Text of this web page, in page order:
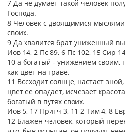
7 Да не думает такой человек
Господа.
8 Человек с двоящимися мыслями
своих.
9 Да хвалится брат униженный
Иов 14, 2 Пс 89, 6 Пс 102, 15 Сир
10 а богатый - унижением своим,
как цвет на траве.
11 Восходит солнце, настает
цвет ее опадает, исчезает
богатый в путях своих.
Иов 5, 17 Притч 3, 11 2 Тим 4, 8
12 Блажен человек, который